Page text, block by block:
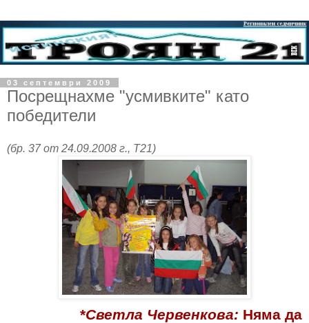
03 септември 2009
Посрещнахме "усмивките" като
победители
(бр. 37 от 24.09.2008 г., Т21)
*Светла Червенкова: Няма да